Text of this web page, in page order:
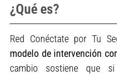
¿Qué es?
Red Conéctate por Tu
modelo de intervención
cambio sostiene que